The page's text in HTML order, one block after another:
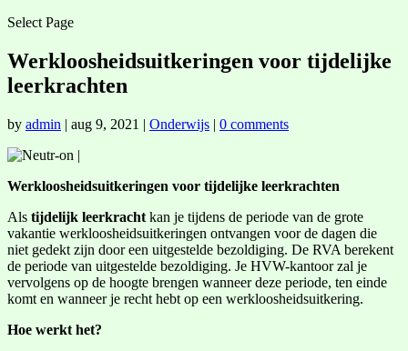
Select Page
Werkloosheidsuitkeringen voor tijdelijke
leerkrachten
by admin | aug 9, 2021 | Onderwijs | 0 comments
Werkloosheidsuitkeringen voor tijdelijke leerkrachten
Als tijdelijk leerkracht kan je tijdens de periode van de grote
vakantie werkloosheidsuitkeringen ontvangen voor de dagen die
niet gedekt zijn door een uitgestelde bezoldiging. De RVA berekent
de periode van uitgestelde bezoldiging. Je HVW-kantoor zal je
vervolgens op de hoogte brengen wanneer deze periode, ten einde
komt en wanneer je recht hebt op een werkloosheidsuitkering.
Hoe werkt het?